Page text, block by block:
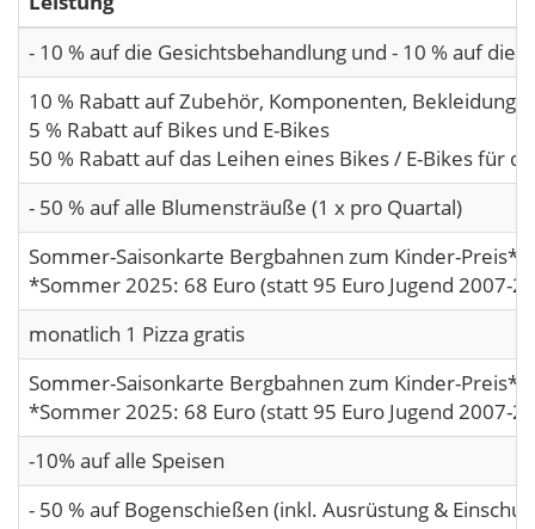
- 10 % auf die Gesichtsbehandlung und - 10 % auf die
10 % Rabatt auf Zubehör, Komponenten, Bekleidung,
5 % Rabatt auf Bikes und E-Bikes
50 % Rabatt auf das Leihen eines Bikes / E-Bikes für
- 50 % auf alle Blumensträuße (1 x pro Quartal)
Sommer-Saisonkarte Bergbahnen zum Kinder-Preis*
*Sommer 2025: 68 Euro (statt 95 Euro Jugend 2007-
monatlich 1 Pizza gratis
Sommer-Saisonkarte Bergbahnen zum Kinder-Preis*
*Sommer 2025: 68 Euro (statt 95 Euro Jugend 2007-
-10% auf alle Speisen
- 50 % auf Bogenschießen (inkl. Ausrüstung &